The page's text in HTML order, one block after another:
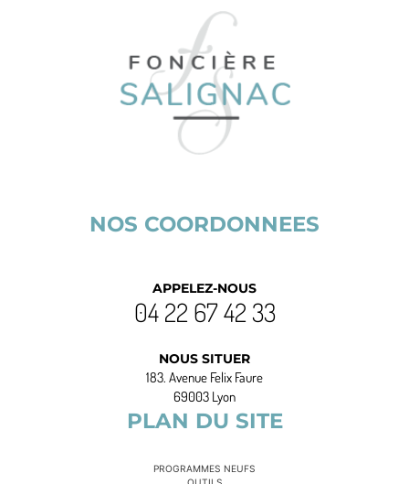
NOS COORDONNEES
APPELEZ-NOUS
04 22 67 42 33
NOUS SITUER
183. Avenue Felix Faure
69003 Lyon
PLAN DU SITE
PROGRAMMES NEUFS